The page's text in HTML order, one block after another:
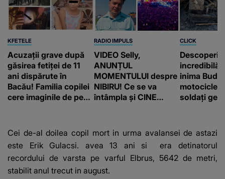
KFETELE
Acuzații grave după
găsirea fetiței de 11
ani dispărute în
Bacău! Familia copilei
cere imaginile de pe
a mai dus sora mea...”
RADIO IMPULS
VIDEO Selly,
ANUNȚUL
MOMENTULUI despre
NIBIRU! Ce se va
întâmpla și CINE
e ciudă că..."
CLICK
incredibilă
inima
soldați
Cei de-al doilea copil mort in urma avalansei de astazi
este Erik Gulacsi. avea 13 ani si era detinatorul
recordului de varsta pe varful Elbrus, 5642 de metri,
stabilit anul trecut in august.